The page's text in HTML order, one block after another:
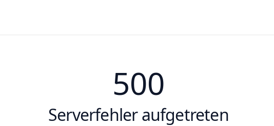
500
Serverfehler aufgetreten